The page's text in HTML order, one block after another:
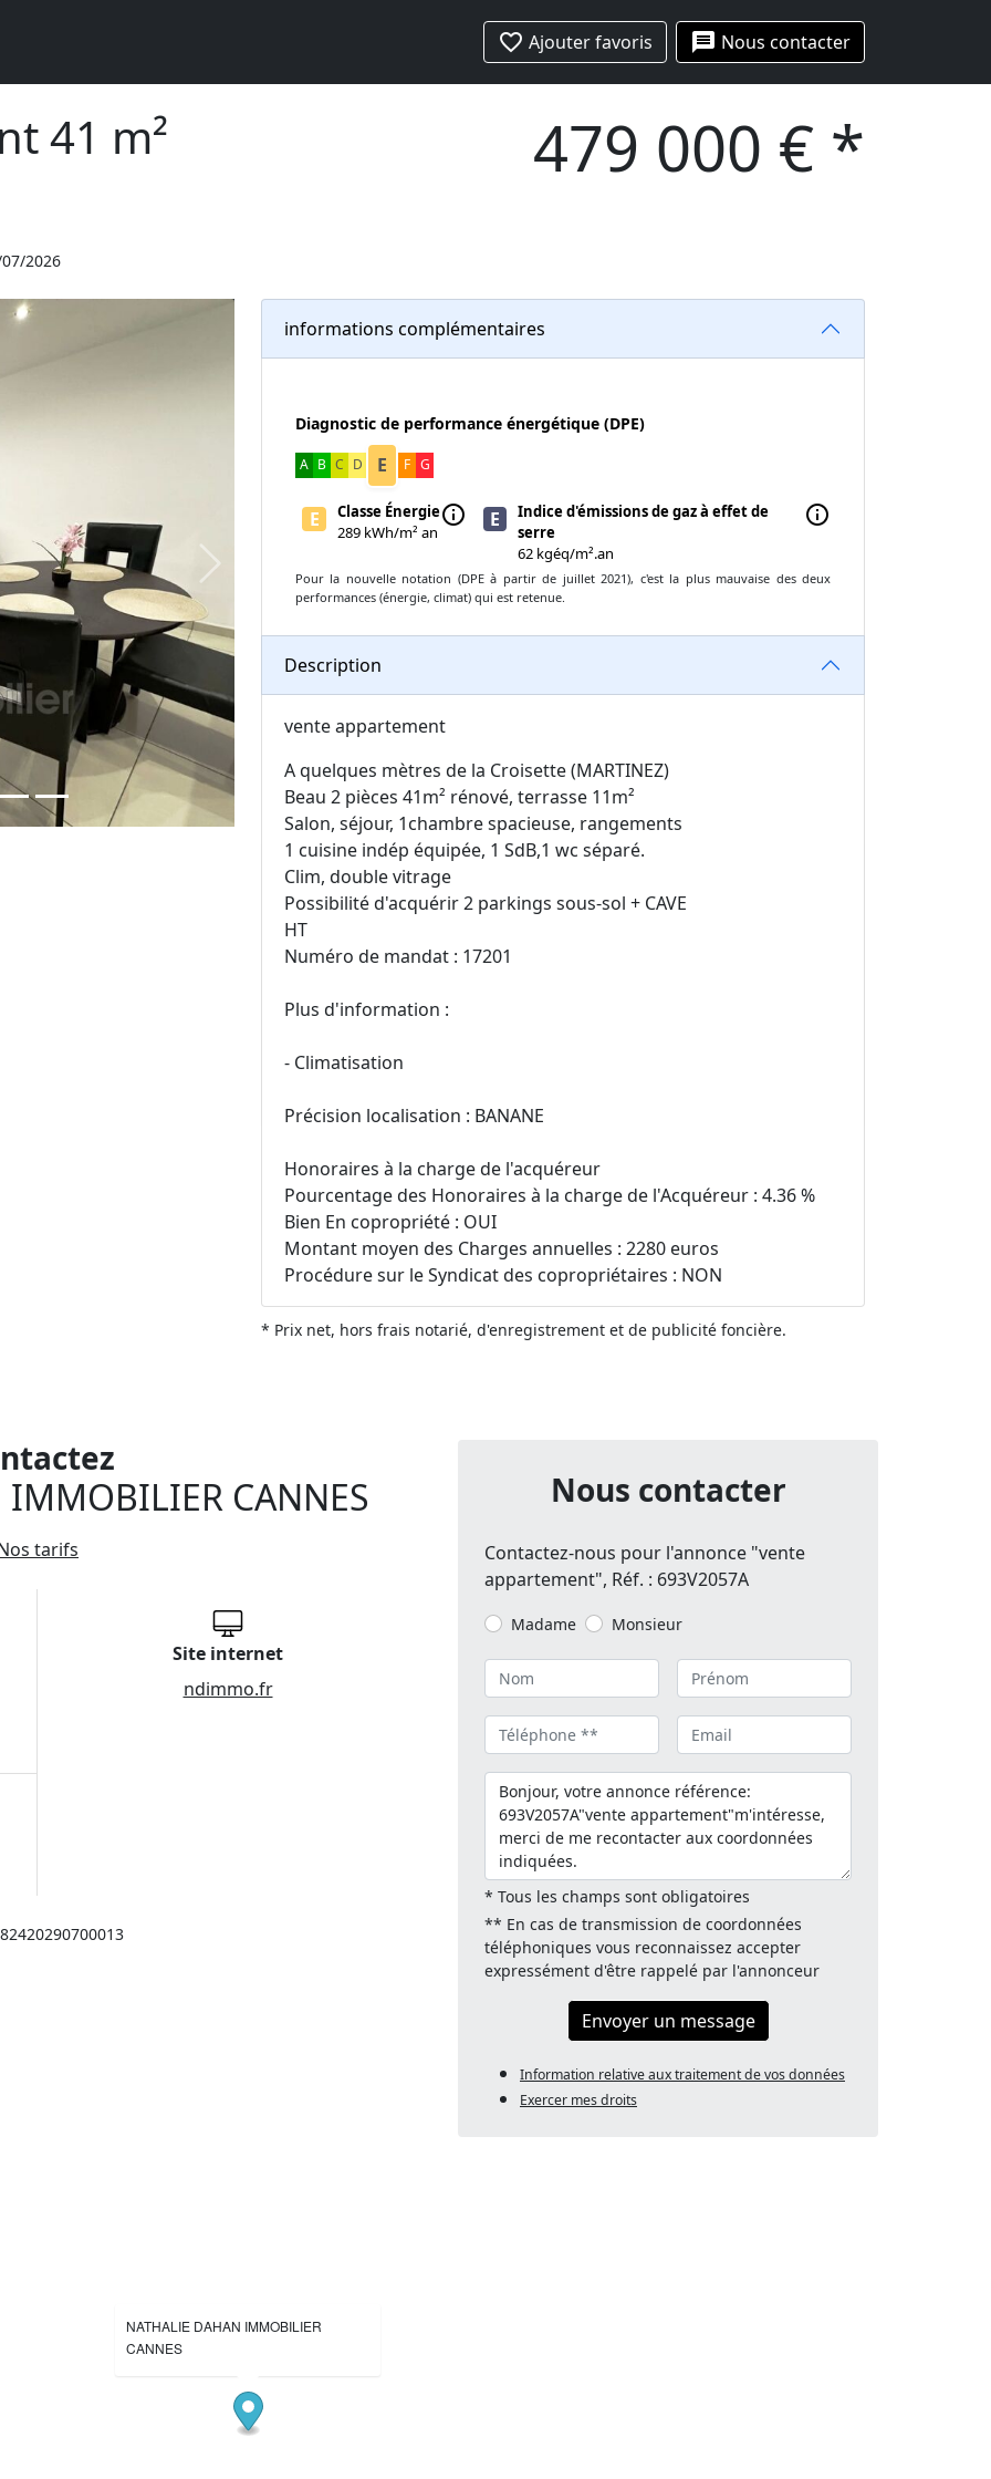
favorite_border Ajouter favoris message Nous contacter
41 m² 479 000 € *
2026
Next
informations complémentaires
Diagnostic de performance énergétique (DPE)
A B C D E F G
E
Classe Énergie
289 kWh/m² an
info E
Indice d'émissions de gaz à effet de
serre
62 kgéq/m².an
info
Pour la nouvelle notation (DPE à partir de juillet 2021), c'est la plus mauvaise des deux
performances (énergie, climat) qui est retenue.
Description
vente appartement
A quelques mètres de la Croisette (MARTINEZ)
Beau 2 pièces 41m² rénové, terrasse 11m²
Salon, séjour, 1chambre spacieuse, rangements
1 cuisine indép équipée, 1 SdB,1 wc séparé.
Clim, double vitrage
Possibilité d'acquérir 2 parkings sous-sol + CAVE
HT
Numéro de mandat : 17201
Plus d'information :
- Climatisation
Précision localisation : BANANE
Honoraires à la charge de l'acquéreur
Pourcentage des Honoraires à la charge de l'Acquéreur : 4.36 %
Bien En copropriété : OUI
Montant moyen des Charges annuelles : 2280 euros
Procédure sur le Syndicat des copropriétaires : NON
* Prix net, hors frais notarié, d'enregistrement et de publicité foncière.
CANNES
tarifs
Site internet
ndimmo.fr
Nous contacter
Contactez-nous pour l'annonce "vente
appartement", Réf. : 693V2057A
Madame Monsieur
* Tous les champs sont obligatoires
** En cas de transmission de coordonnées
téléphoniques vous reconnaissez accepter
expressément d'être rappelé par l'annonceur
Envoyer un message
Information relative aux traitement de vos données
Exercer mes droits
NATHALIE DAHAN IMMOBILIER
CANNES